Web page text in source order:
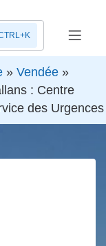
» Vendée »
: Centre
des Urgences